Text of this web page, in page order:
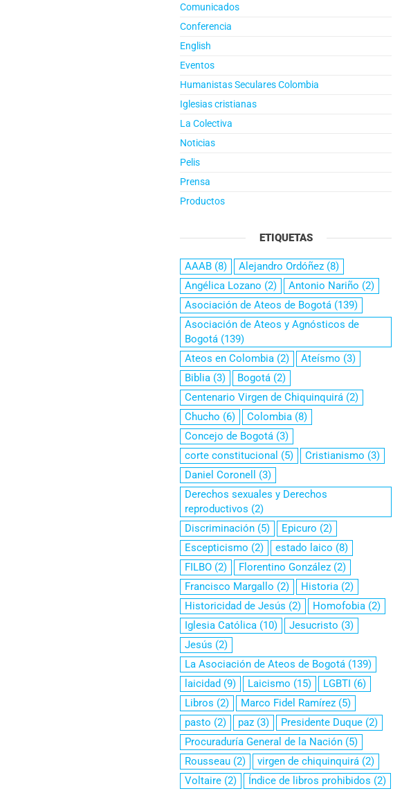
Comunicados
Conferencia
English
Eventos
Humanistas Seculares Colombia
Iglesias cristianas
La Colectiva
Noticias
Pelis
Prensa
Productos
ETIQUETAS
AAAB (8) Alejandro Ordóñez (8)
Angélica Lozano (2) Antonio Nariño (2)
Asociación de Ateos de Bogotá (139)
Asociación de Ateos y Agnósticos de
Bogotá (139)
Ateos en Colombia (2) Ateísmo (3)
Biblia (3) Bogotá (2)
Centenario Virgen de Chiquinquirá (2)
Chucho (6) Colombia (8)
Concejo de Bogotá (3)
corte constitucional (5) Cristianismo (3)
Daniel Coronell
(3)
Derechos sexuales y Derechos
reproductivos (2)
Discriminación (5) Epicuro (2)
Escepticismo (2) estado laico (8)
FILBO (2) Florentino González (2)
Francisco Margallo (2) Historia (2)
Historicidad de Jesús (2) Homofobia (2)
Iglesia Católica (10) Jesucristo (3)
Jesús (2)
La Asociación de Ateos de Bogotá (139)
laicidad (9) Laicismo (15) LGBTI (6)
Libros (2) Marco Fidel Ramírez (5)
pasto (2) paz (3) Presidente Duque (2)
Procuraduría General de la Nación (5)
Rousseau (2) virgen de chiquinquirá (2)
Voltaire (2) Índice de libros prohibidos (2)